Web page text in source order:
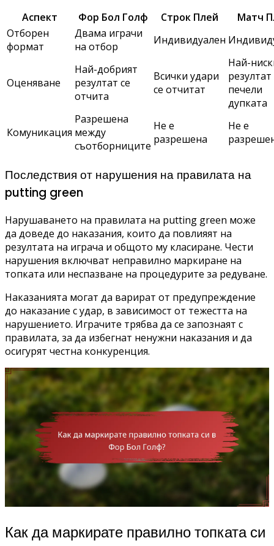
Аспект
Фор Бол Голф Строк Плей
Матч
Отборен
формат
Двама играчи
на отбор
Индивидуален
Оценяване
Най-добрият
резултат се
отчита
Всички удари
се отчитат
Най-
резултат
печели
дупката
Комуникация
Разрешена
между
съотборниците
Не е
разрешена
Не е
Последствия от нарушения на правилата на
putting green
Нарушаването на правилата на putting green може
да доведе до наказания, които да повлияят на
резултата на играча и общото му класиране. Чести
нарушения включват неправилно маркиране на
топката или неспазване на процедурите за редуване.
Наказанията могат да варират от предупреждение
до наказание с удар, в зависимост от тежестта на
нарушението. Играчите трябва да се запознаят с
правилата, за да избегнат ненужни наказания и да
осигурят честна конкуренция.
Как да маркирате правилно топката си